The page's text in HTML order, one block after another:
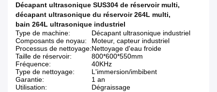
Décapant ultrasonique SUS304 de réservoir multi,
décapant ultrasonique du réservoir 264L multi,
bain 264L ultrasonique industriel
Type de machine:
Décapant ultrasonique industriel
Composants de noyau:
Moteur, capteur industriel
Processus de nettoyage:Nettoyage d'eau froide
Taille de réservoir:
800*600*550mm
Fréquence:
40KHz
Type de nettoyage:
L'immersion/imbibent
Garantie:
1 an
Utilisation:
Dégraissage